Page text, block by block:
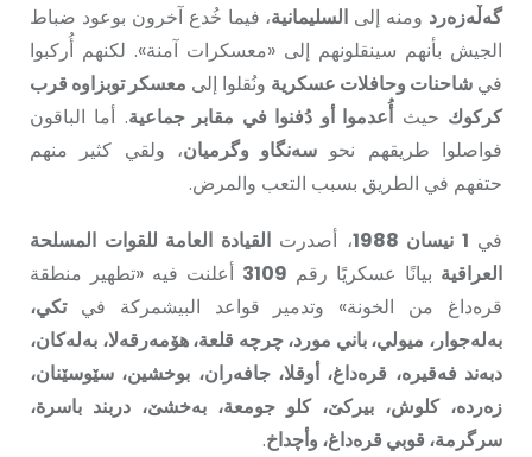
گەڵەزەرد ومنه إلى السليمانية، فيما خُدع آخرون بوعود ضباط
الجيش بأنهم سينقلونهم إلى «معسكرات آمنة». لكنهم أُركبوا
في شاحنات وحافلات عسكرية ونُقلوا إلى معسكر توبزاوه قرب
كركوك حيثأُعدموا أو دُفنوا في مقابر جماعية. أما الباقون
فواصلوا طريقهم نحو سەنگاو وگرميان، ولقي كثير منهم
حتفهم في الطريق بسبب التعب والمرض.
في 1 نيسان 1988 ، أصدرتالقيادة العامة للقوات المسلحة
العراقية بيانًا عسكريًا رقم 3109 أعلنت فيه «تطهير منطقة
قره‌داغ من الخونة» وتدمير قواعد البيشمركة فيتكي،
بەلەجوار، ميولي، باني مورد، چرچە قلعة، هۆمەرقەلا، بەلەكان،
دبەند فەقيرە، قره‌داغ، أوقلا، جافەران، بوخشين، سێوسێنان،
زەردە، كلوش، بيركێ، كلو جومعة، بەخشێ، دربند باسرة،
سرگرمة، قوبي قره‌داغ، وأچداخ.